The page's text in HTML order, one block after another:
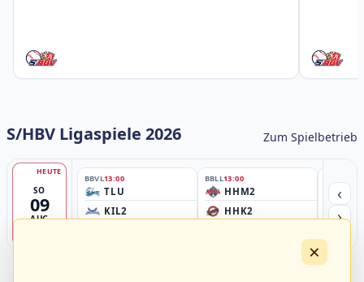
S/HBV Ligaspiele 2026 Zum Spielbetrieb
SO
09
AUG
HEUTE
BBVL13:00
TLU
KIL2
BBLL13:00
HHM2
HHK2
Ballpark
‹
›
×